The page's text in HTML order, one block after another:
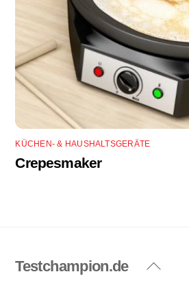
KÜCHEN- & HAUSHALTSGERÄTE
Crepesmaker
Back
Testchampion.de